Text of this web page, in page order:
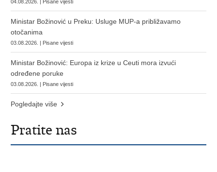
04.08.2026. | Pisane vijesti
Ministar Božinović u Preku: Usluge MUP-a približavamo
otočanima
03.08.2026. | Pisane vijesti
Ministar Božinović: Europa iz krize u Ceuti mora izvući
određene poruke
03.08.2026. | Pisane vijesti
Pogledajte više
Pratite nas